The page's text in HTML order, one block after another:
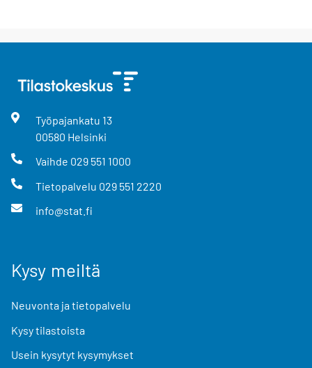
Työpajankatu 13
00580 Helsinki
Vaihde 029 551 1000
Tietopalvelu 029 551 2220
info@stat.fi
Kysy meiltä
Neuvonta ja tietopalvelu
Kysy tilastoista
Usein kysytyt kysymykset